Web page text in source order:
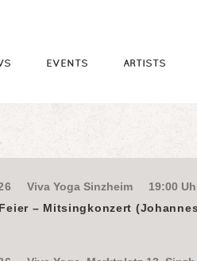
EVENTS ARTISTS
Viva Yoga Sinzheim
19:00
– Mitsingkonzert